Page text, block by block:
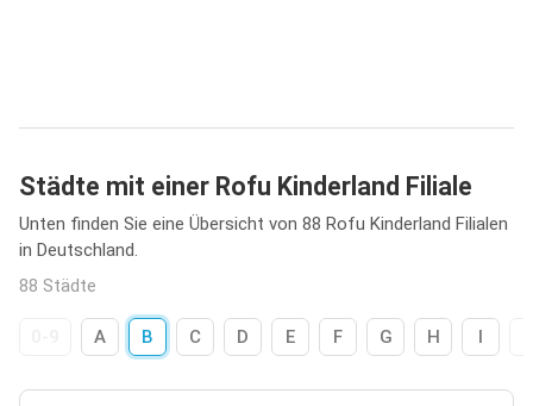
Städte mit einer Rofu Kinderland Filiale
Unten finden Sie eine Übersicht von 88 Rofu Kinderland Filialen
in Deutschland.
88 Städte
A B C D E F G H I